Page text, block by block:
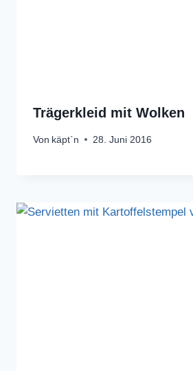
Trägerkleid mit Wolken
Von käpt`n 28. Juni 2016